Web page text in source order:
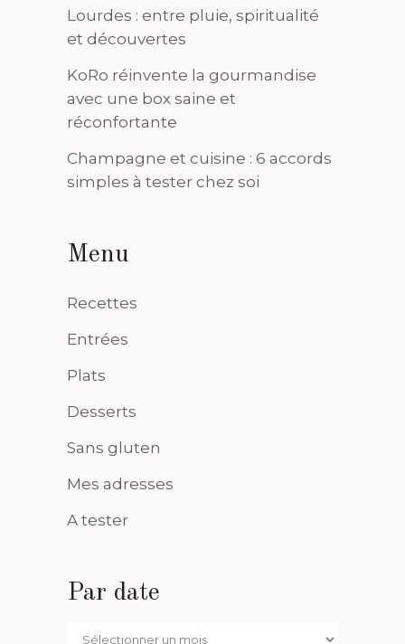
Lourdes : entre pluie, spiritualité
et découvertes
KoRo réinvente la gourmandise
avec une box saine et
réconfortante
Champagne et cuisine : 6 accords
simples à tester chez soi
Menu
Recettes
Entrées
Plats
Desserts
Sans gluten
Mes adresses
A tester
Par date
Par